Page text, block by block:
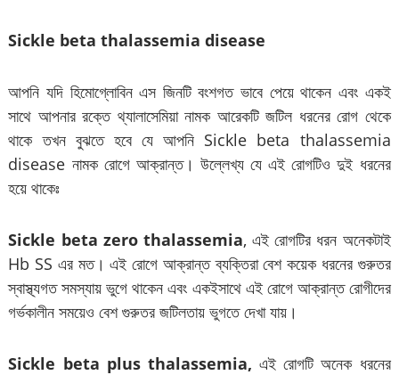
Sickle beta thalassemia disease
আপনি যদি হিমোগ্লোবিন এস জিনটি বংশগত ভাবে পেয়ে থাকেন এবং একই
সাথে আপনার রক্তে থ্যালাসেমিয়া নামক আরেকটি জটিল ধরনের রোগ থেকে
থাকে তখন বুঝতে হবে যে আপনি Sickle beta thalassemia
disease নামক রোগে আক্রান্ত। উল্লেখ্য যে এই রোগটিও দুই ধরনের
হয়ে থাকেঃ
Sickle beta zero thalassemia, এই রোগটির ধরন অনেকটাই
Hb SS এর মত। এই রোগে আক্রান্ত ব্যক্তিরা বেশ কয়েক ধরনের গুরুতর
স্বাস্থ্যগত সমস্যায় ভুগে থাকেন এবং একইসাথে এই রোগে আক্রান্ত রোগীদের
গর্ভকালীন সময়েও বেশ গুরুতর জটিলতায় ভুগতে দেখা যায়।
Sickle beta plus thalassemia, এই রোগটি অনেক ধরনের